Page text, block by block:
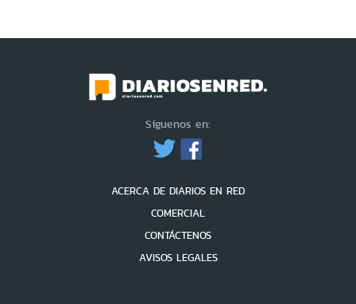
Síguenos en:
ACERCA DE DIARIOS EN RED
COMERCIAL
CONTÁCTENOS
AVISOS LEGALES